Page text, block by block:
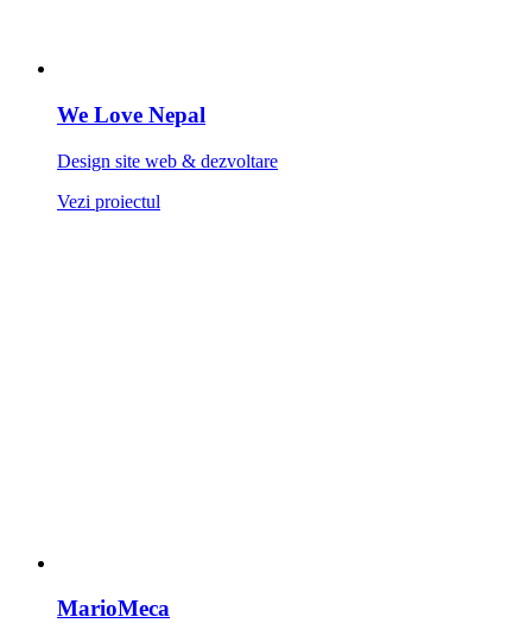
We Love Nepal
Design site web & dezvoltare
Vezi proiectul
MarioMeca